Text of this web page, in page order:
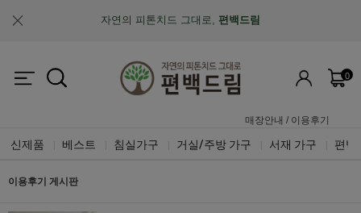
자연의 피톤치드 그대로, 편백드림
맞춤제작과 A/S가 가능한"맞춤 설계 가구"
0
매장안내 / 이용후기
신제품 베스트 침실가구 거실/주방 가구 서재 가구 편백
이용후기 게시판